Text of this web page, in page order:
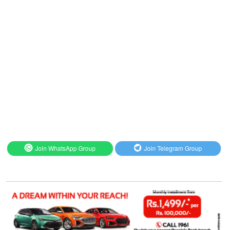
Join WhatsApp Group Join Telegram Group